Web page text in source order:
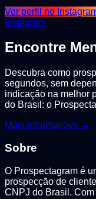
Ver perfil no
Instagram
Encontre
Descubra como
segundos, sem
indicação na melhor
do Brasil: o
Mais informações →
Sobre
O Prospectagram é
prospecção de
CNPJ do Brasil.